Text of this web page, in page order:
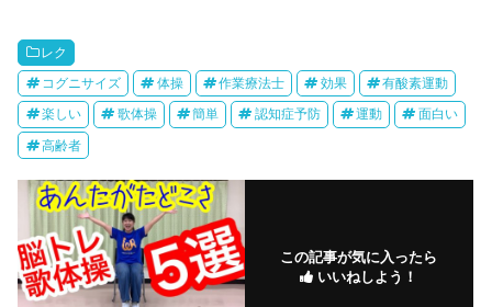
(
新
し
い
ウ
ィ
ン
ド
ウ
で
き
ま
す
し
て
く
だ
さ
し
い
ウ
ィ
ン
ド
ウ
で
開
き
レク
コグニサイズ 体操 作業療法士 効果 有酸素運動
楽しい 歌体操 簡単 認知症予防 運動 面白い
高齢者
この記事が気に入ったら
いいねしよう！